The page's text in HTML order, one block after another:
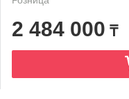
2 484 000 ₸